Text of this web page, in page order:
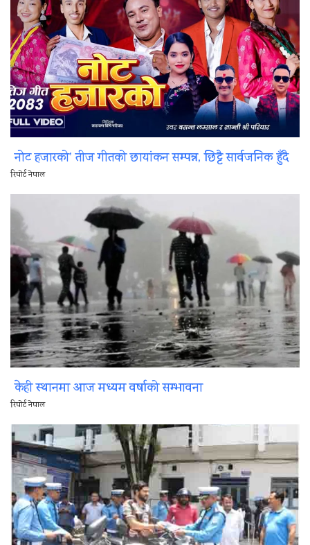
नोट हजारको’ तीज गीतको छायांकन सम्पन्न, छिट्टै सार्वजनिक हुँदै
रिपोर्ट नेपाल
केही स्थानमा आज मध्यम वर्षाको सम्भावना
रिपोर्ट नेपाल